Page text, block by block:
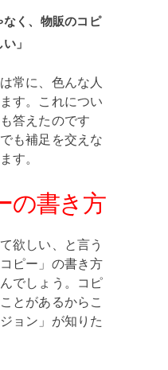
なく、物販のコピ
」
常に、色んな人
す。これについ
答えたのです
も補足を交えな
す。
の書き方
欲しい、と言う
ピー」の書き方
でしょう。コピ
とがあるからこ
ョン」が知りた